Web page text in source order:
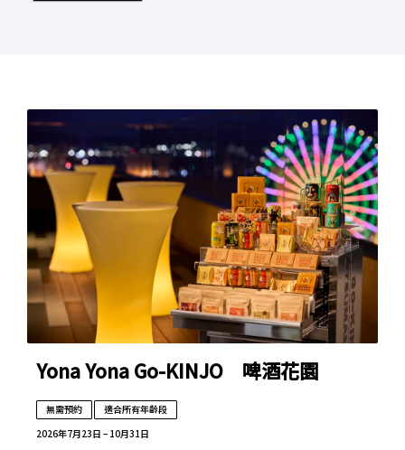
Yona Yona Go-KINJO 啤酒花園
無需預約
適合所有年齡段
2026年7月23日 – 10月31日